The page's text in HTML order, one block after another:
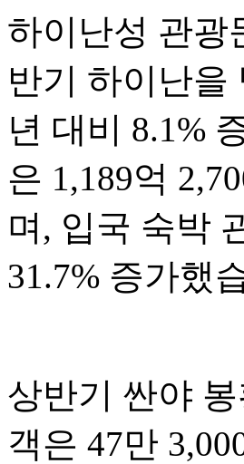
하이난성 관광
반기 하이난을
년 대비 8.1%
은 1,189억
며, 입국 숙박
31.7% 증가했
상반기 싼야
객은 47만